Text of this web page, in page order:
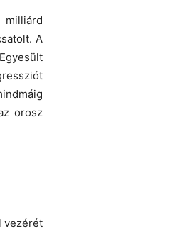
A
orosz
vezérét